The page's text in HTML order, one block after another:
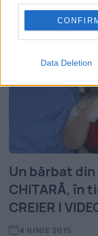
Data Deletion
Un bărbat din
CHITARĂ, în
CREIER |
4 IUNIE 2015